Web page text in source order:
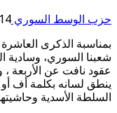
حزب الوسط السوري 14 مارس، 2021
بمناسبة الذكرى العاشرة
شعبنا السوري،
عقود نافت عن الأربعة
ينطق لسانه بكلمة أف
السلطة الأسدية